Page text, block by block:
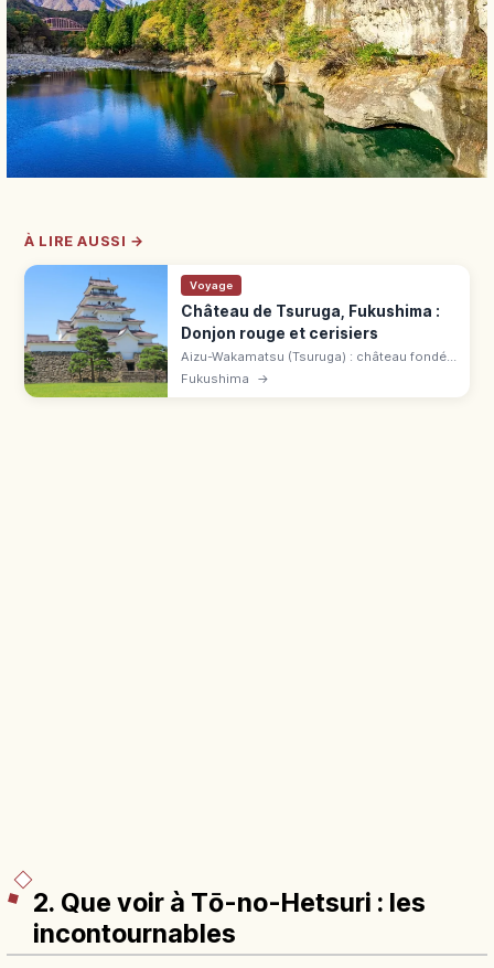
À LIRE AUSSI →
Voyage
Château de Tsuruga, Fukushima :
Donjon rouge et cerisiers
Aizu-Wakamatsu (Tsuruga) : château fondé
en 1384, reconstruit en 1965 avec tuiles
Fukushima →
2. Que voir à Tō-no-Hetsuri : les
incontournables